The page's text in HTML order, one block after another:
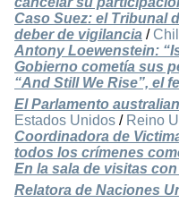
Caso Suez: el Tribunal
deber de vigilancia /
Antony Loewenstein:
Gobierno cometía sus
“And Still We Rise”, el
El Parlamento
Estados Unidos / Reino
Coordinadora de
todos los crímenes
En la sala de visitas
Relatora de Naciones